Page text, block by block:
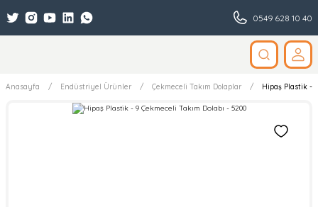
0549 628 10 40
Anasayfa Endüstriyel Ürünler Çekmeceli Takım Dolaplar Hipaş Plastik -